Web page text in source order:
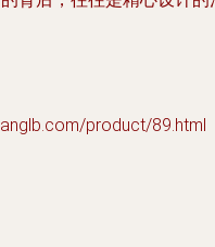
product/89.html